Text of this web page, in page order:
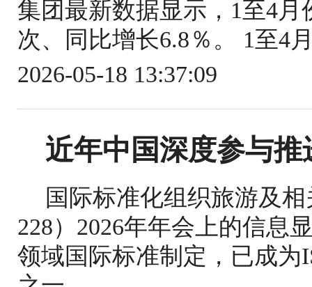
集团最新数据显示，1至4月
次、同比增长6.8％。 1至4
2026-05-18 13:37:09
近年中国深度参与
国际标准化组织旅游及
228）2026年年会上的信息
领域国际标准制定，已成为